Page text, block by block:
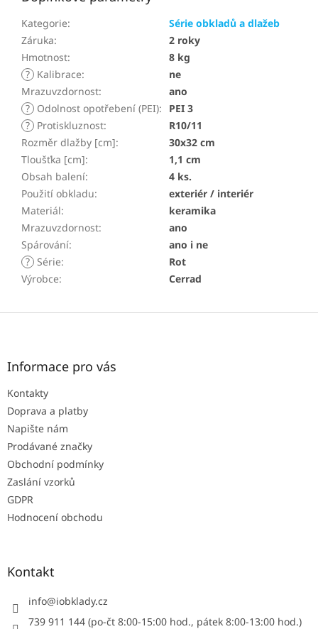
Kategorie:
Série obkladů a dlažeb
Záruka:
2 roky
Hmotnost:
8 kg
? Kalibrace:
ne
Mrazuvzdornost:
ano
? Odolnost opotřebení (PEI):
PEI 3
? Protiskluznost:
R10/11
Rozměr dlažby [cm]:
30x32 cm
Tloušťka [cm]:
1,1 cm
Obsah balení:
4 ks.
Použití obkladu:
exteriér / interiér
Materiál:
keramika
Mrazuvzdornost:
ano
Spárování:
ano i ne
? Série:
Rot
Výrobce: Cerrad
Z
Informace pro vás
Kontakty
Doprava a platby
Napište nám
Prodávané značky
Obchodní podmínky
Zaslání vzorků
GDPR
Hodnocení obchodu
Kontakt
info@iobklady.cz
739 911 144 (po-čt 8:00-15:00 hod., pátek 8:00-13:00 hod.)